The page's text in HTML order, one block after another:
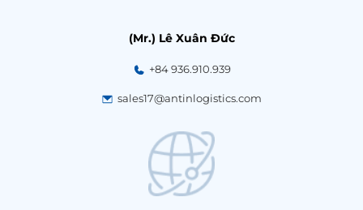
(Mr.) Lê Xuân Đức
+84 936.910.939
sales17@antinlogistics.com